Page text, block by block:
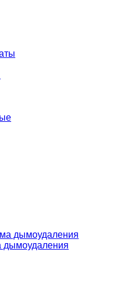
дымоудаления
дымоудаления